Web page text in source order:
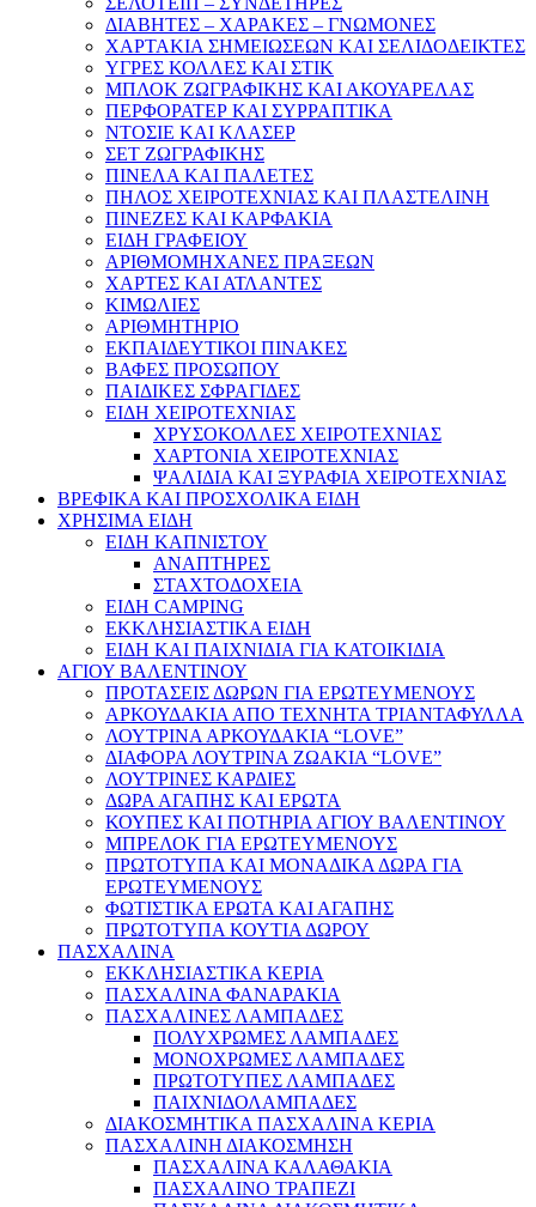
ΔΙΑΒΗΤΕΣ – ΧΑΡΑΚΕΣ – ΓΝΩΜΟΝΕΣ
ΧΑΡΤΑΚΙΑ ΣΗΜΕΙΩΣΕΩΝ ΚΑΙ ΣΕΛΙΔΟΔΕΙΚΤΕΣ
ΥΓΡΕΣ ΚΟΛΛΕΣ ΚΑΙ ΣΤΙΚ
ΜΠΛΟΚ ΖΩΓΡΑΦΙΚΗΣ ΚΑΙ ΑΚΟΥΑΡΕΛΑΣ
ΠΕΡΦΟΡΑΤΕΡ ΚΑΙ ΣΥΡΡΑΠΤΙΚΑ
ΝΤΟΣΙΕ ΚΑΙ ΚΛΑΣΕΡ
ΣΕΤ ΖΩΓΡΑΦΙΚΗΣ
ΠΙΝΕΛΑ ΚΑΙ ΠΑΛΕΤΕΣ
ΠΗΛΟΣ ΧΕΙΡΟΤΕΧΝΙΑΣ ΚΑΙ ΠΛΑΣΤΕΛΙΝΗ
ΠΙΝΕΖΕΣ ΚΑΙ ΚΑΡΦΑΚΙΑ
ΕΙΔΗ ΓΡΑΦΕΙΟΥ
ΑΡΙΘΜΟΜΗΧΑΝΕΣ ΠΡΑΞΕΩΝ
ΧΑΡΤΕΣ ΚΑΙ ΑΤΛΑΝΤΕΣ
ΚΙΜΩΛΙΕΣ
ΑΡΙΘΜΗΤΗΡΙΟ
ΕΚΠΑΙΔΕΥΤΙΚΟΙ ΠΙΝΑΚΕΣ
ΒΑΦΕΣ ΠΡΟΣΩΠΟΥ
ΠΑΙΔΙΚΕΣ ΣΦΡΑΓΙΔΕΣ
ΕΙΔΗ ΧΕΙΡΟΤΕΧΝΙΑΣ
ΧΡΥΣΟΚΟΛΛΕΣ ΧΕΙΡΟΤΕΧΝΙΑΣ
ΧΑΡΤΟΝΙΑ ΧΕΙΡΟΤΕΧΝΙΑΣ
ΨΑΛΙΔΙΑ ΚΑΙ ΞΥΡΑΦΙΑ ΧΕΙΡΟΤΕΧΝΙΑΣ
ΒΡΕΦΙΚΑ ΚΑΙ ΠΡΟΣΧΟΛΙΚΑ ΕΙΔΗ
ΧΡΗΣΙΜΑ ΕΙΔΗ
ΕΙΔΗ ΚΑΠΝΙΣΤΟΥ
ΑΝΑΠΤΗΡΕΣ
ΣΤΑΧΤΟΔΟΧΕΙΑ
ΕΙΔΗ CAMPING
ΕΚΚΛΗΣΙΑΣΤΙΚΑ ΕΙΔΗ
ΕΙΔΗ ΚΑΙ ΠΑΙΧΝΙΔΙΑ ΓΙΑ ΚΑΤΟΙΚΙΔΙΑ
ΑΓΙΟΥ ΒΑΛΕΝΤΙΝΟΥ
ΠΡΟΤΑΣΕΙΣ ΔΩΡΩΝ ΓΙΑ ΕΡΩΤΕΥΜΕΝΟΥΣ
ΑΡΚΟΥΔΑΚΙΑ ΑΠΟ ΤΕΧΝΗΤΑ ΤΡΙΑΝΤΑΦΥΛΛΑ
ΛΟΥΤΡΙΝΑ ΑΡΚΟΥΔΑΚΙΑ “LOVE”
ΔΙΑΦΟΡΑ ΛΟΥΤΡΙΝΑ ΖΩΑΚΙΑ “LOVE”
ΛΟΥΤΡΙΝΕΣ ΚΑΡΔΙΕΣ
ΔΩΡΑ ΑΓΑΠΗΣ ΚΑΙ ΕΡΩΤΑ
ΚΟΥΠΕΣ ΚΑΙ ΠΟΤΗΡΙΑ ΑΓΙΟΥ ΒΑΛΕΝΤΙΝΟΥ
ΜΠΡΕΛΟΚ ΓΙΑ ΕΡΩΤΕΥΜΕΝΟΥΣ
ΠΡΩΤΟΤΥΠΑ ΚΑΙ ΜΟΝΑΔΙΚΑ ΔΩΡΑ ΓΙΑ
ΕΡΩΤΕΥΜΕΝΟΥΣ
ΦΩΤΙΣΤΙΚΑ ΕΡΩΤΑ ΚΑΙ ΑΓΑΠΗΣ
ΠΡΩΤΟΤΥΠΑ ΚΟΥΤΙΑ ΔΩΡΟΥ
ΠΑΣΧΑΛΙΝΑ
ΕΚΚΛΗΣΙΑΣΤΙΚΑ ΚΕΡΙΑ
ΠΑΣΧΑΛΙΝΑ ΦΑΝΑΡΑΚΙΑ
ΠΑΣΧΑΛΙΝΕΣ ΛΑΜΠΑΔΕΣ
ΠΟΛΥΧΡΩΜΕΣ ΛΑΜΠΑΔΕΣ
ΜΟΝΟΧΡΩΜΕΣ ΛΑΜΠΑΔΕΣ
ΠΡΩΤΟΤΥΠΕΣ ΛΑΜΠΑΔΕΣ
ΠΑΙΧΝΙΔΟΛΑΜΠΑΔΕΣ
ΔΙΑΚΟΣΜΗΤΙΚΑ ΠΑΣΧΑΛΙΝΑ ΚΕΡΙΑ
ΠΑΣΧΑΛΙΝΗ ΔΙΑΚΟΣΜΗΣΗ
ΠΑΣΧΑΛΙΝΑ ΚΑΛΑΘΑΚΙΑ
ΠΑΣΧΑΛΙΝΟ ΤΡΑΠΕΖΙ